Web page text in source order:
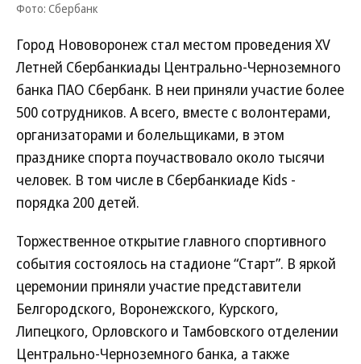
Фото: Cбербанк
Город Нововоронеж стал местом проведения XV
Летней Сбербанкиады Центрально-Черноземного
банка ПАО Сбербанк. В неи приняли участие более
500 сотрудников. А всего, вместе с волонтерами,
организаторами и болельщиками, в этом
празднике спорта поучаствовало около тысячи
человек. В том числе в Сбербанкиаде Kids -
порядка 200 детей.
Торжественное открытие главного спортивного
события состоялось на стадионе “Старт”. В яркой
церемонии приняли участие представители
Белгородского, Воронежского, Курского,
Липецкого, Орловского и Тамбовского отделении
Центрально-Черноземного банка, а также